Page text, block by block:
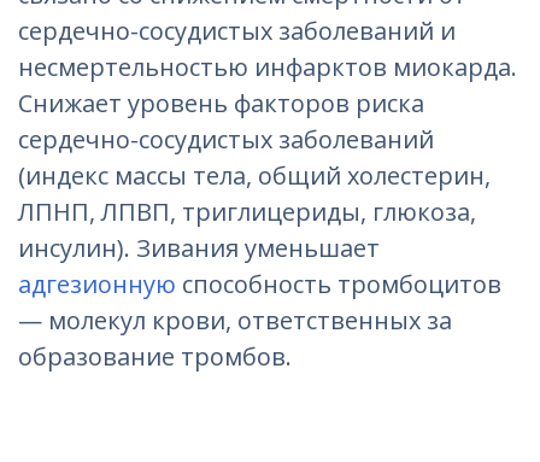
сердечно-сосудистых заболеваний и
несмертельностью инфарктов миокарда.
Снижает уровень факторов риска
сердечно-сосудистых заболеваний
(индекс массы тела, общий холестерин,
ЛПНП, ЛПВП, триглицериды, глюкоза,
инсулин). Зивания уменьшает
адгезионную способность тромбоцитов
— молекул крови, ответственных за
образование тромбов.